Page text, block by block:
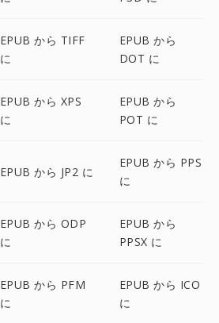
EPUB から TIFF
に
EPUB から
DOT に
EPUB から XPS
に
EPUB から
POT に
EPUB から JP2 に
EPUB から PPS
に
EPUB から ODP
に
EPUB から
PPSX に
EPUB から PFM
に
EPUB から ICO
に